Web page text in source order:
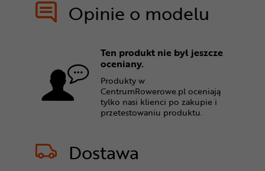
Opinie o modelu
Ten produkt nie był jeszcze
oceniany.
Produkty w
CentrumRowerowe.pl oceniają
tylko nasi klienci po zakupie i
przetestowaniu produktu.
Dostawa